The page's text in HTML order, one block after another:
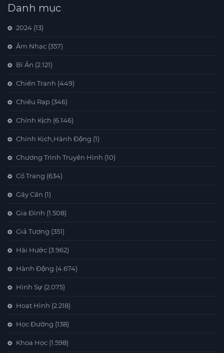
Danh mục
2024 (13)
Âm Nhạc (357)
Bí Ẩn (2.121)
Chiến Tranh (449)
Chiếu Rạp (346)
Chính Kịch (6.146)
Chính Kịch,Hành Động (1)
Chương Trình Truyền Hình (10)
Cổ Trang (634)
Gây Cấn (1)
Gia Đình (1.508)
Giả Tượng (351)
Hài Hước (3.962)
Hành Động (4.674)
Hình Sự (2.075)
Hoạt Hình (2.218)
Học Đường (138)
Khoa Học (1.598)